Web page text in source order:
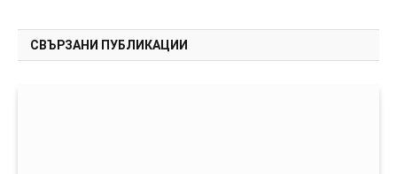
СВЪРЗАНИ ПУБЛИКАЦИИ